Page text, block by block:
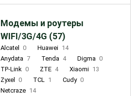
Модемы и роутеры
WIFI/3G/4G (57)
Alcatel 0 Huawei 14
Anydata 7 Tenda 4 Digma 0
TP-Link 0 ZTE 4 Xiaomi 13
Zyxel
0 TCL 1 Cudy 0
Netcraze 14